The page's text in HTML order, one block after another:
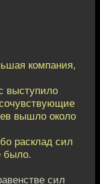
компания,
выступило
вышло около
расклад сил
было.
сил